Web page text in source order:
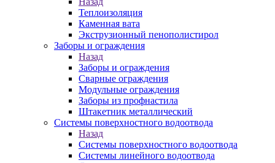
Теплоизоляция
Каменная вата
Экструзионный пенополистирол
Заборы и ограждения
Назад
Заборы и ограждения
Сварные ограждения
Модульные ограждения
Заборы из профнастила
Штакетник металлический
Системы поверхностного водоотвода
Назад
Системы поверхностного водоотвода
Системы линейного водоотвода